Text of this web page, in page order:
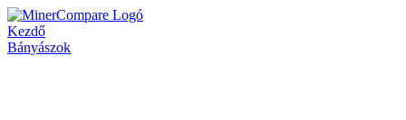
Kezdő
Bányászok